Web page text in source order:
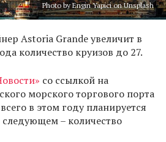
Photo by Engin Yapici on Unsplash
Astoria Grande увеличит в
количество круизов до 27.
со ссылкой на
морского торгового порта
в этом году планируется
следующем – количество